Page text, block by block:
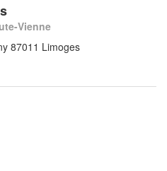
Vienne
87011 Limoges